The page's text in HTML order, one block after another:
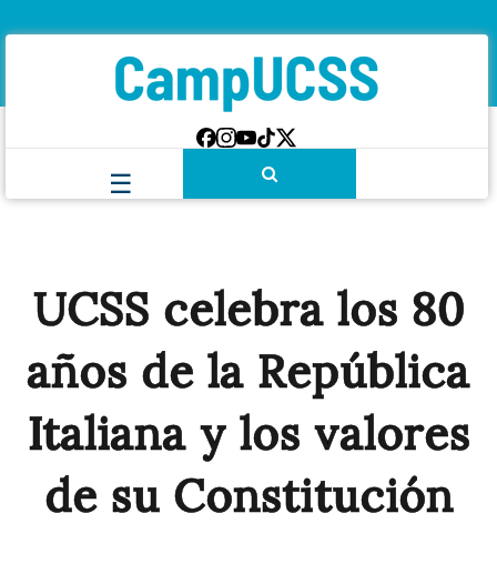
UCSS celebra los 80
años de la República
Italiana y los valores
de su Constitución